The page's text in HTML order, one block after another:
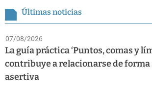
Últimas noticias
07/08/2026
La guía práctica ‘Puntos, comas y
contribuye a relacionarse de forma
asertiva